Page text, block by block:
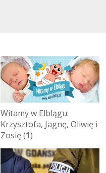
Witamy w Elblągu:
Krzysztofa, Jagnę, Oliwię i
Zosię (1)